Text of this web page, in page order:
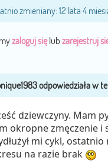
zmieniany: 12 lata 4
zaloguj sięlub zarejestruj
dziewczyny. Mam
okropne zmęczenie i
mi cykl,
na razie brak